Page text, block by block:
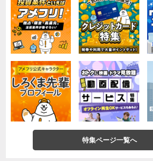
特集ページ一覧へ